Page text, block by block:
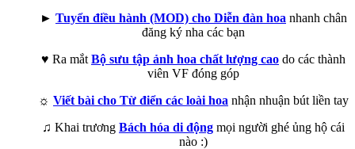
► Tuyển điều hành (MOD) cho Diễn đàn hoa nhanh chân
đăng ký nha các bạn
♥ Ra mắt Bộ sưu tập ảnh hoa chất lượng cao do các thành
viên VF đóng góp
☼ Viết bài cho Từ điển các loài hoa nhận nhuận bút liền tay
♫ Khai trương Bách hóa di động mọi người ghé ủng hộ cái
nào :)